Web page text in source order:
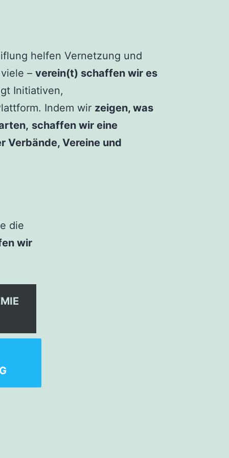
helfen Vernetzung und
– verein(t) schaffen wir es
Initiativen,
Indem wir zeigen, was
schaffen wir eine
Verbände, Vereine und
die
wir